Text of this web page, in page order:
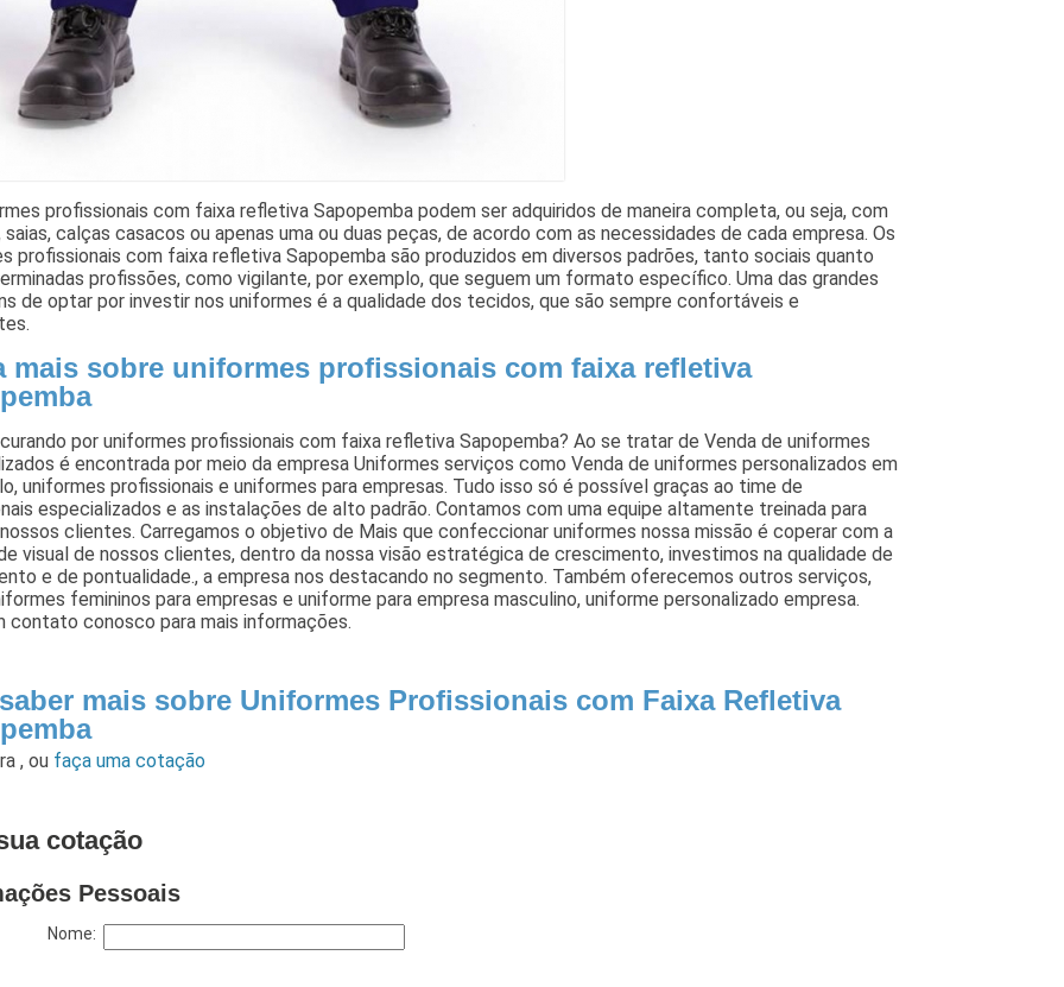
profissionais com faixa refletiva Sapopemba podem ser adquiridos de maneira completa, ou seja, com
saias, calças casacos ou apenas uma ou duas peças, de acordo com as necessidades de cada empresa. Os
profissionais com faixa refletiva Sapopemba são produzidos em diversos padrões, tanto sociais quanto
profissões, como vigilante, por exemplo, que seguem um formato específico. Uma das grandes
de optar por investir nos uniformes é a qualidade dos tecidos, que são sempre confortáveis e
mais sobre uniformes profissionais com faixa refletiva
por uniformes profissionais com faixa refletiva Sapopemba? Ao se tratar de Venda de uniformes
é encontrada por meio da empresa Uniformes serviços como Venda de uniformes personalizados em
uniformes profissionais e uniformes para empresas. Tudo isso só é possível graças ao time de
especializados e as instalações de alto padrão. Contamos com uma equipe altamente treinada para
clientes. Carregamos o objetivo de Mais que confeccionar uniformes nossa missão é coperar com a
visual de nossos clientes, dentro da nossa visão estratégica de crescimento, investimos na qualidade de
e de pontualidade., a empresa nos destacando no segmento. Também oferecemos outros serviços,
femininos para empresas e uniforme para empresa masculino, uniforme personalizado empresa.
contato conosco para mais informações.
mais sobre Uniformes Profissionais com Faixa Refletiva
,ou faça uma cotação
cotação
Pessoais
Nome: